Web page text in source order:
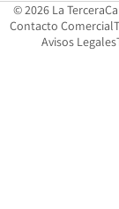
© 2026 La Tercera
Contacto Comercial
Avisos Legales